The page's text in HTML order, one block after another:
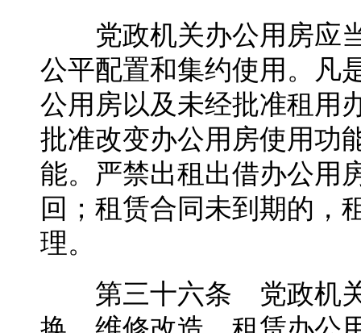
党政机关办公用房应当
公平配置和集约使用。凡
公用房以及未经批准租用
批准改变办公用房使用功
能。严禁出租出借办公用
回；租赁合同未到期的，
理。
第三十六条 党政机关